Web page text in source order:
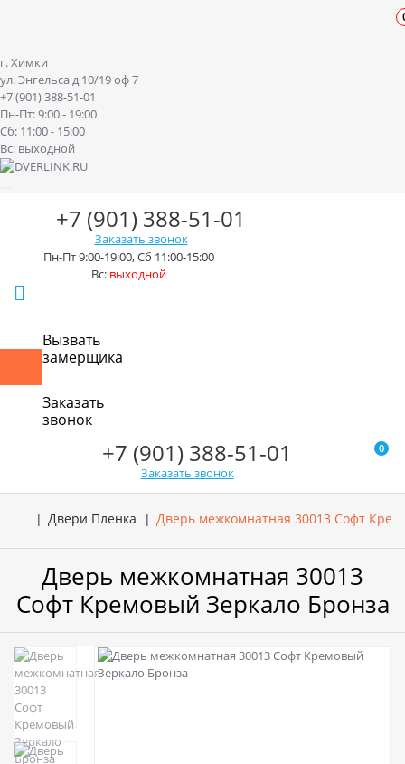
г. Химки
ул. Энгельса д 10/19 оф 7
+7 (901) 388-51-01
Пн-Пт: 9:00 - 19:00
Сб: 11:00 - 15:00
Вс: выходной
+7 (901) 388-51-01
Заказать звонок
Пн-Пт 9:00-19:00, Сб 11:00-15:00
Вс: выходной
Вызвать
замерщика
Заказать
звонок
+7 (901) 388-51-01
Заказать звонок
0
Двери Пленка Дверь межкомнатная 30013 Софт
Дверь межкомнатная 30013
Софт Кремовый Зеркало Бронза